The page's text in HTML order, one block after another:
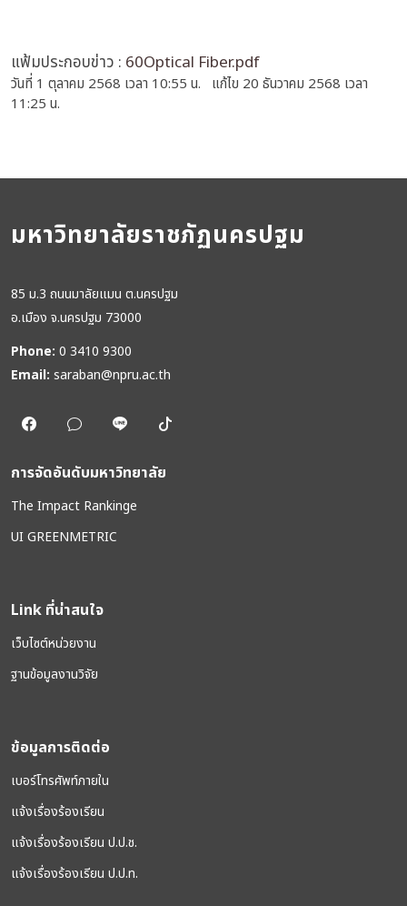
แฟ้มประกอบข่าว : 60Optical Fiber.pdf
วันที่ 1 ตุลาคม 2568 เวลา 10:55 น. แก้ไข 20 ธันวาคม 2568 เวลา
11:25 น.
มหาวิทยาลัยราชภัฏนครปฐม
85 ม.3 ถนนมาลัยแมน ต.นครปฐม
อ.เมือง จ.นครปฐม 73000
Phone: 0 3410 9300
Email: saraban@npru.ac.th
การจัดอันดับมหาวิทยาลัย
The Impact Rankinge
UI GREENMETRIC
Link ที่น่าสนใจ
เว็บไซต์หน่วยงาน
ฐานข้อมูลงานวิจัย
ข้อมูลการติดต่อ
เบอร์โทรศัพท์ภายใน
แจ้งเรื่องร้องเรียน
แจ้งเรื่องร้องเรียน ป.ป.ช.
แจ้งเรื่องร้องเรียน ป.ป.ท.